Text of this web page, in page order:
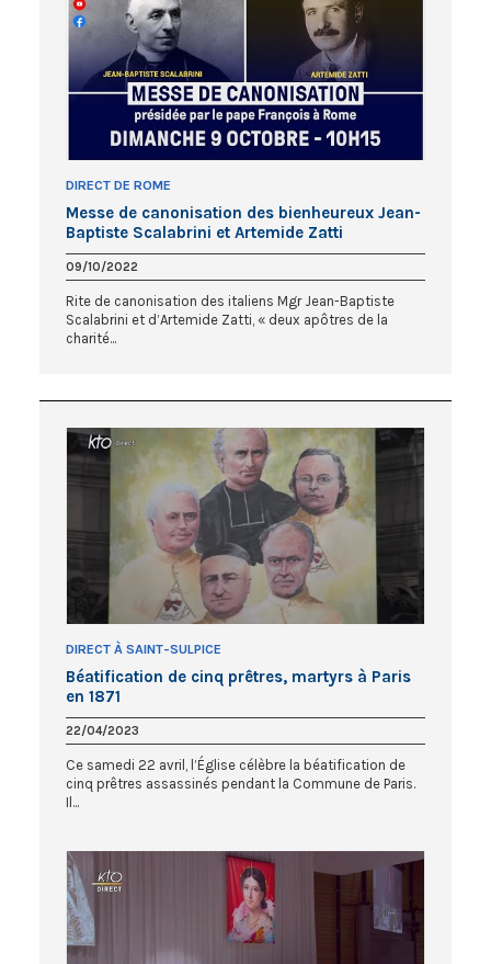
DIRECT DE ROME
Messe de canonisation des bienheureux Jean-
Baptiste Scalabrini et Artemide Zatti
09/10/2022
Rite de canonisation des italiens Mgr Jean-Baptiste
Scalabrini et d’Artemide Zatti, « deux apôtres de la
charité...
DIRECT À SAINT-SULPICE
Béatification de cinq prêtres, martyrs à Paris
en 1871
22/04/2023
Ce samedi 22 avril, l’Église célèbre la béatification de
cinq prêtres assassinés pendant la Commune de Paris.
Il...